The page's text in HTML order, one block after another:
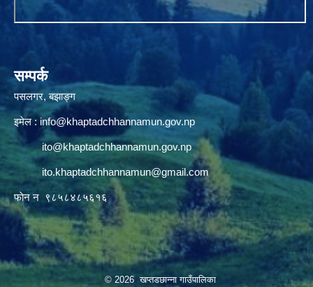
सम्पर्क
पसलगर, बझाङ्ग
इमेल : info@khaptadchhannamun.gov.np
ito@khaptadchhannamun.gov.np
ito.khaptadchhannamun@gmail.com
फाेन न‌‍‍ ९८५८४८५६१६
© 2026 खप्तडछान्ना गाउँपालिका